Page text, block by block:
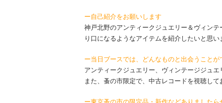
ー自己紹介をお願いします
神戸北野のアンティークジュエリー＆ヴィン
り口になるようなアイテムを紹介したいと思
ー当日ブースでは、どんなものと出会うことが
アンティークジュエリー、ヴィンテージジュ
また、蚤の市限定で、中古レコードを視聴し